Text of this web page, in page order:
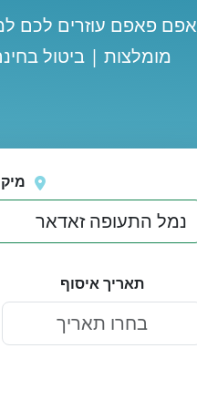
פאפם עוזרים לכם
מומלצות | ביטול
תאריך איסוף